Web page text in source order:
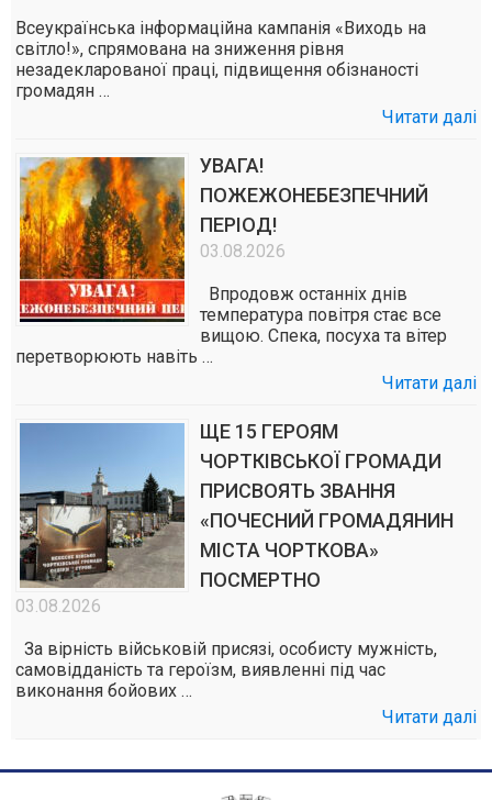
Всеукраїнська інформаційна кампанія «Виходь на
світло!», спрямована на зниження рівня
незадекларованої праці, підвищення обізнаності
громадян …
Читати далі
УВАГА!
ПОЖЕЖОНЕБЕЗПЕЧНИЙ
ПЕРІОД!
03.08.2026
Впродовж останніх днів
температура повітря стає все
вищою. Спека, посуха та вітер
перетворюють навіть …
Читати далі
ЩЕ 15 ГЕРОЯМ
ЧОРТКІВСЬКОЇ ГРОМАДИ
ПРИСВОЯТЬ ЗВАННЯ
«ПОЧЕСНИЙ ГРОМАДЯНИН
МІСТА ЧОРТКОВА»
ПОСМЕРТНО
03.08.2026
За вірність військовій присязі, особисту мужність,
самовідданість та героїзм, виявленні під час
виконання бойових …
Читати далі